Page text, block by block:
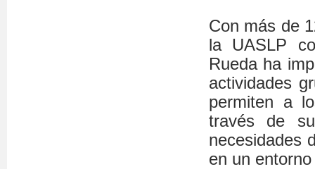
Con más de
la UASLP
Rueda ha
actividades
permiten a
través de
necesidades
en un